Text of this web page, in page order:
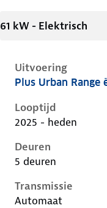
61 kW - Elektrisch
Uitvoering
Citroen C3 iv, ë-
Plus Urban Range
Looptijd
2025 - heden
Deuren
5 deuren
Transmissie
Automaat